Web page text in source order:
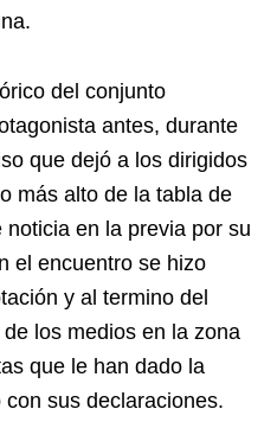
del conjunto
antes, durante
que dejó a los dirigidos
más alto de la tabla de
en la previa por su
el encuentro se hizo
y al termino del
los medios en la zona
que le han dado la
sus declaraciones.